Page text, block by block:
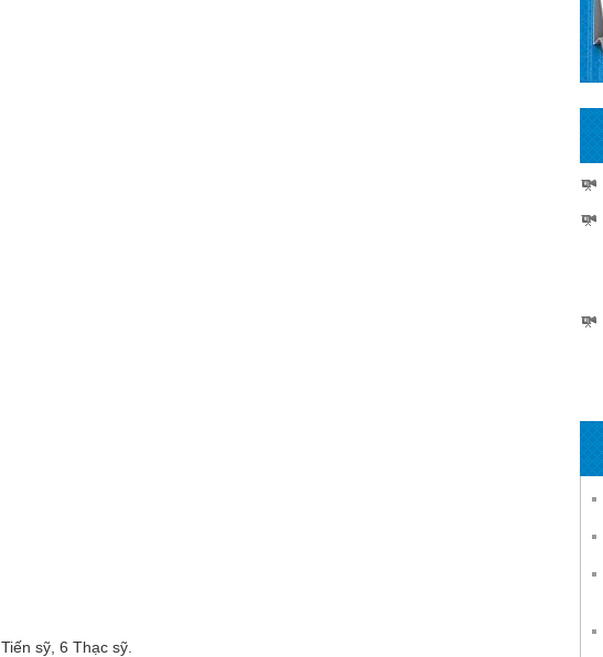
sỹ, 6 Thạc sỹ.